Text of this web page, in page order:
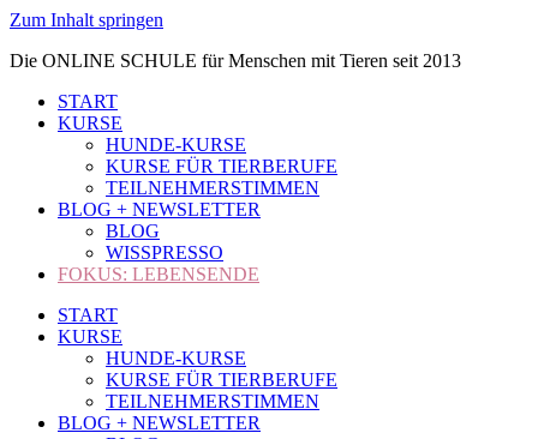
Zum Inhalt springen
Die ONLINE SCHULE für Menschen mit Tieren seit 2013
START
KURSE
HUNDE-KURSE
KURSE FÜR TIERBERUFE
TEILNEHMERSTIMMEN
BLOG + NEWSLETTER
BLOG
WISSPRESSO
FOKUS: LEBENSENDE
START
KURSE
HUNDE-KURSE
KURSE FÜR TIERBERUFE
TEILNEHMERSTIMMEN
BLOG + NEWSLETTER